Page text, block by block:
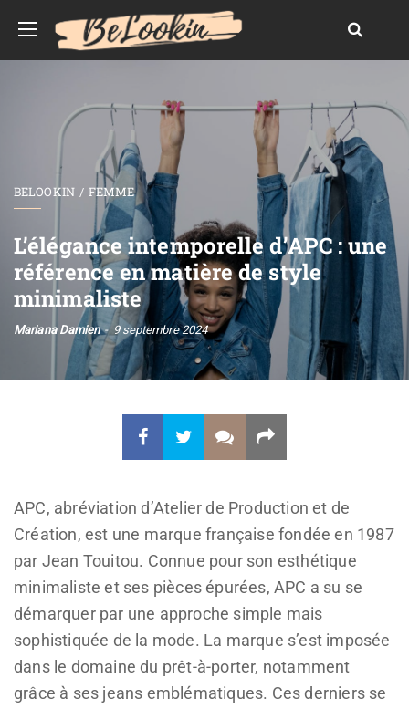
BELOOKIN FEMME
L’élégance intemporelle d’APC : une
référence en matière de style
minimaliste
Mariana Damien 9 septembre 2024
APC, abréviation d’Atelier de Production et de
Création, est une marque française fondée en 1987
par Jean Touitou. Connue pour son esthétique
minimaliste et ses pièces épurées, APC a su se
démarquer par une approche simple mais
sophistiquée de la mode. La marque s’est imposée
dans le domaine du prêt-à-porter, notamment
grâce à ses jeans emblématiques. Ces derniers se